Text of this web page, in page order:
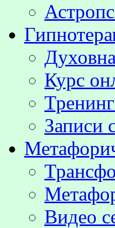
Курс
Записи
Видео